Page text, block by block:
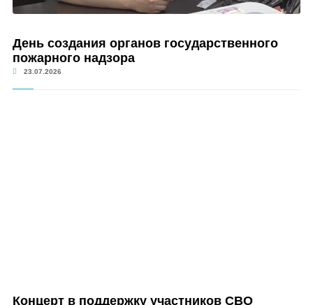
День создания органов государственного
пожарного надзора
23.07.2026
Концерт в поддержку участников СВО